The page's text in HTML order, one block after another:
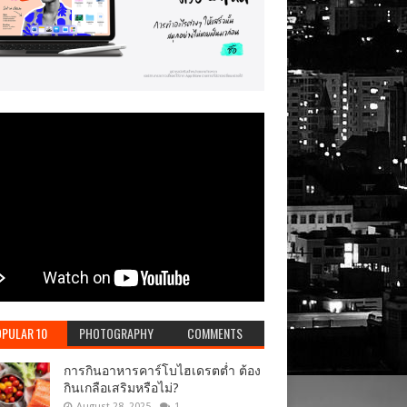
10 PHOTOGRAPHY COMMENTS
การกินอาหารคาร์โบไฮเดรตต่ำ ต้อง
กินเกลือเสริมหรือไม่?